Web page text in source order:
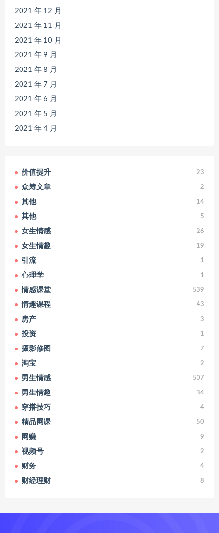
2021 年 12 月
2021 年 11 月
2021 年 10 月
2021 年 9 月
2021 年 8 月
2021 年 7 月
2021 年 6 月
2021 年 5 月
2021 年 4 月
价值提升 23
众筹文章 2
其他 14
其他 5
女生情感 26
女生情趣 19
引流 1
心理学 1
情感课堂 539
情趣课程 43
房产 3
投资 1
摄影修图 7
淘宝 2
男生情感 507
男生情趣 34
穿搭技巧 4
精品网课 50
网赚 9
视频号 2
财务 4
财经理财 8